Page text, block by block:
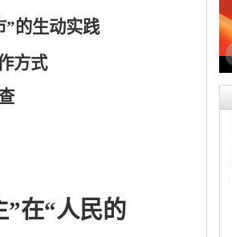
”的生动实践
方式
”在“人民的